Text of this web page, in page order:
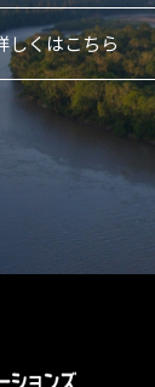
しくはこちら